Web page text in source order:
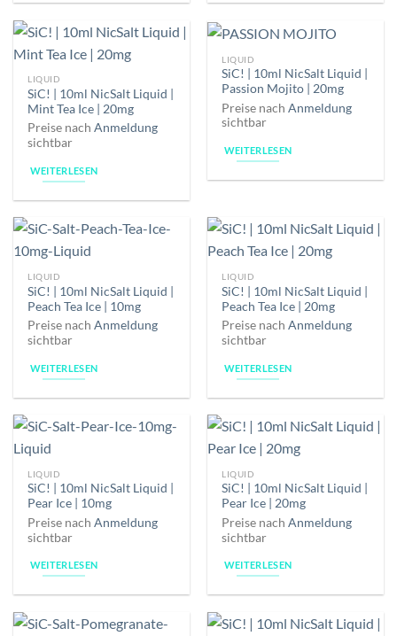
LIQUID
SiC! | 10ml NicSalt Liquid |
Mint Tea Ice | 20mg
Preise nachAnmeldung
sichtbar
WEITERLESEN
LIQUID
SiC! | 10ml NicSalt Liquid |
Passion Mojito | 20mg
Preise nachAnmeldung
sichtbar
WEITERLESEN
LIQUID
SiC! | 10ml NicSalt Liquid |
Peach Tea Ice | 10mg
Preise nachAnmeldung
sichtbar
WEITERLESEN
LIQUID
SiC! | 10ml NicSalt Liquid |
Peach Tea Ice | 20mg
Preise nachAnmeldung
sichtbar
WEITERLESEN
LIQUID
SiC! | 10ml NicSalt Liquid |
Pear Ice | 10mg
Preise nachAnmeldung
sichtbar
WEITERLESEN
LIQUID
SiC! | 10ml NicSalt Liquid |
Pear Ice | 20mg
Preise nachAnmeldung
sichtbar
WEITERLESEN